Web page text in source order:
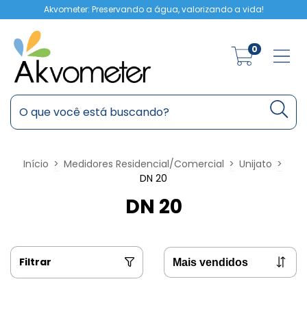
Akvometer: Preservando a água, valorizando a vida!
0
Início > Medidores Residencial/Comercial > Unijato >
DN 20
DN 20
Filtrar